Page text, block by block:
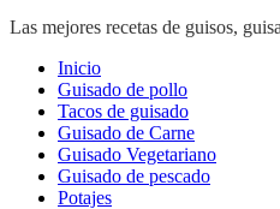
Las mejores recetas de guisos,
Inicio
Guisado de pollo
Tacos de guisado
Guisado de Carne
Guisado Vegetariano
Guisado de pescado
Potajes